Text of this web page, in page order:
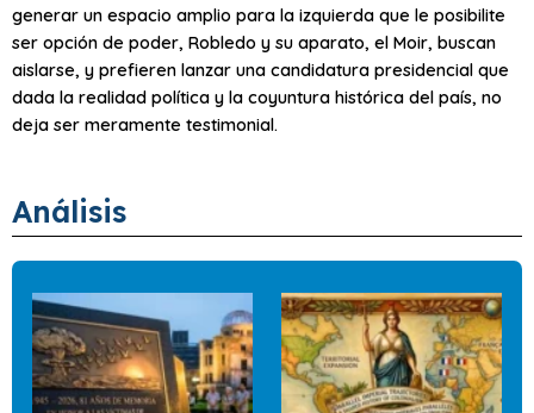
generar un espacio amplio para la izquierda que le posibilite
ser opción de poder, Robledo y su aparato, el Moir, buscan
aislarse, y prefieren lanzar una candidatura presidencial que
dada la realidad política y la coyuntura histórica del país, no
deja ser meramente testimonial.
Análisis